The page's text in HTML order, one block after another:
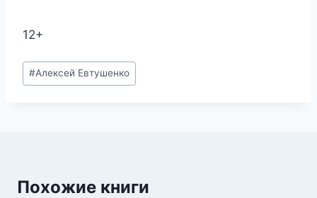
12+
Метки
записи:
#Алексей Евтушенко
Похожие книги